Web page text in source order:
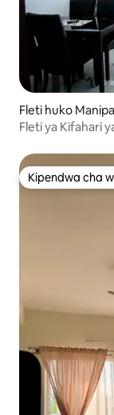
Fleti huko
Fleti ya Kifahari
Kipendwa cha
Kipendwa cha